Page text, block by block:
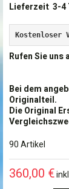
Lieferzeit 3-4
Kostenloser
Rufen Sie uns
Bei dem
Originalteil.
Die Original
90Artikel
360,00 €